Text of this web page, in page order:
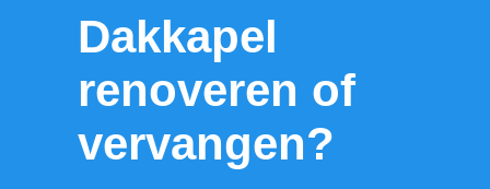
Dakkapel
renoveren of
vervangen?